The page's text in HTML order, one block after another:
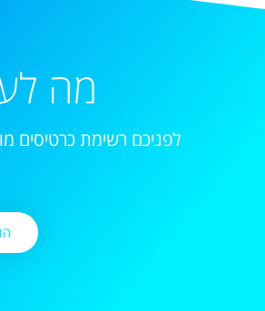
מה
לפניכם רשימת כרטיסים